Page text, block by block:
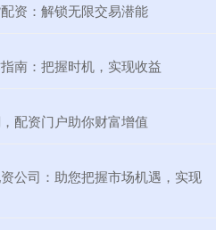
资：解锁无限交易潜能
南：把握时机，实现收益
配资门户助你财富增值
公司：助您把握市场机遇，实现